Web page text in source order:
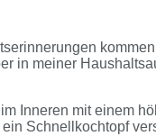
in meiner
Inneren mit einem
Schnellkochtopf